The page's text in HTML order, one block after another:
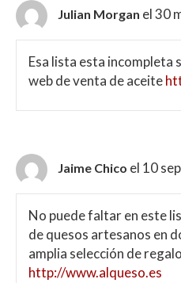
Julian Morgan el 30
Esa lista esta incompleta
web de venta de aceite
Jaime Chico el 10
No puede faltar en este
de quesos artesanos en
amplia selección de
http://www.alqueso.es